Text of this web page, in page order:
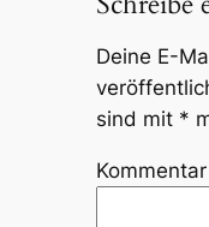
Deine E-
sind mit *
Kommentar